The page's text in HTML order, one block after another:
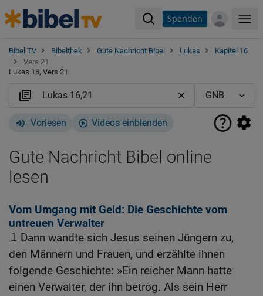
Spenden
Bibel TV Bibelthek Gute Nachricht Bibel Lukas
Kapitel 16
Vers 21
Lukas 16, Vers 21
Vorlesen Videos einblenden
Gute Nachricht Bibel online
lesen
Vom Umgang mit Geld: Die Geschichte vom
untreuen Verwalter
1
Dann wandte sich Jesus seinen Jüngern zu,
den Männern und Frauen, und erzählte ihnen
folgende Geschichte: »Ein reicher Mann hatte
einen Verwalter, der ihn betrog. Als sein Herr